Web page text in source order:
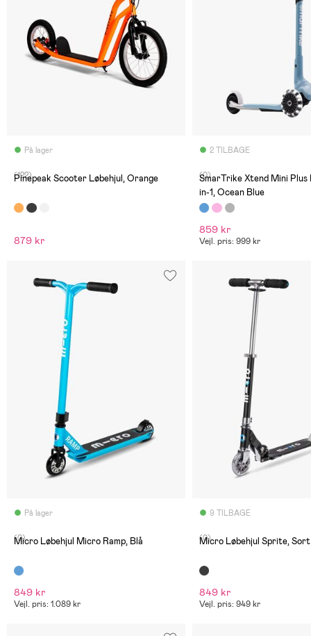
På lager
(122)
Pinepeak Scooter Løbehjul, Orange
879 kr
2 TILBAGE
(0)
SmarTrike Xtend Mini Plus
in-1, Ocean Blue
859 kr
Vejl. pris: 999 kr
På lager
(0)
Micro Løbehjul Micro Ramp, Blå
849 kr
Vejl. pris: 1.089 kr
9 TILBAGE
(0)
Micro Løbehjul Sprite, Sort
849 kr
Vejl. pris: 949 kr